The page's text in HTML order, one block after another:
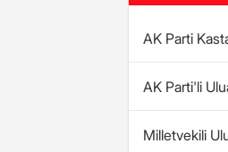
AK Parti
AK Parti'li
Milletvekili